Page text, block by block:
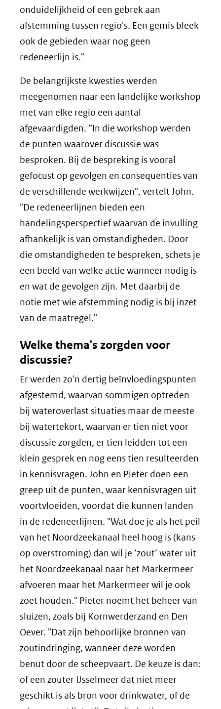
onduidelijkheid of een gebrek aan
afstemming tussen regio's. Een gemis bleek
ook de gebieden waar nog geen
redeneerlijn is."
De belangrijkste kwesties werden
meegenomen naar een landelijke workshop
met van elke regio een aantal
afgevaardigden. “In die workshop werden
de punten waarover discussie was
besproken. Bij de bespreking is vooral
gefocust op gevolgen en consequenties van
de verschillende werkwijzen", vertelt John.
"De redeneerlijnen bieden een
handelingsperspectief waarvan de invulling
afhankelijk is van omstandigheden. Door
die omstandigheden te bespreken, schets je
een beeld van welke actie wanneer nodig is
en wat de gevolgen zijn. Met daarbij de
notie met wie afstemming nodig is bij inzet
van de maatregel."
Welke thema's zorgden voor
discussie?
Er werden zo'n dertig beïnvloedingspunten
afgestemd, waarvan sommigen optreden
bij wateroverlast situaties maar de meeste
bij watertekort, waarvan er tien niet voor
discussie zorgden, er tien leidden tot een
klein gesprek en nog eens tien resulteerden
in kennisvragen. John en Pieter doen een
greep uit de punten, waar kennisvragen uit
voortvloeiden, voordat die kunnen landen
in de redeneerlijnen. "Wat doe je als het peil
van het Noordzeekanaal heel hoog is (kans
op overstroming) dan wil je ‘zout’ water uit
het Noordzeekanaal naar het Markermeer
afvoeren maar het Markermeer wil je ook
zoet houden." Pieter noemt het beheer van
sluizen, zoals bij Kornwerderzand en Den
Oever. "Dat zijn behoorlijke bronnen van
zoutindringing, wanneer deze worden
benut door de scheepvaart. De keuze is dan:
of een zouter IJsselmeer dat niet meer
geschikt is als bron voor drinkwater, of de